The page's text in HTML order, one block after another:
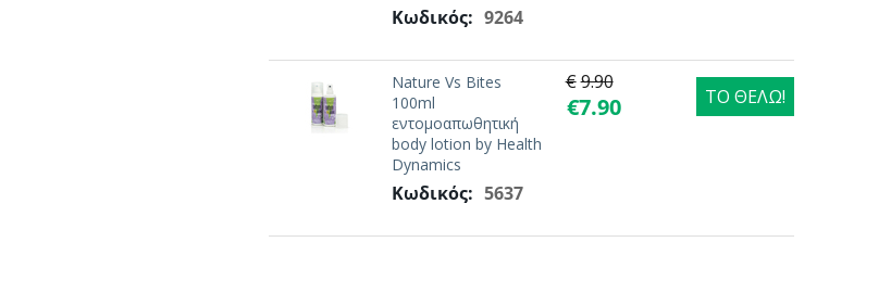
Κωδικός: 9264
Nature Vs Bites
100ml
εντομοαπωθητική
body lotion by Health
Dynamics
Κωδικός: 5637
€9.90
€7.90 ΤΟ ΘΕΛΩ!